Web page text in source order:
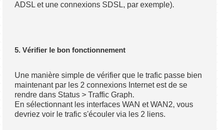
ADSL et une connexions SDSL, par exemple).
5. Vérifier le bon fonctionnement
Une manière simple de vérifier que le trafic passe bien
maintenant par les 2 connexions Internet est de se
rendre dans Status > Traffic Graph.
En sélectionnant les interfaces WAN et WAN2, vous
devriez voir le trafic s'écouler via les 2 liens.